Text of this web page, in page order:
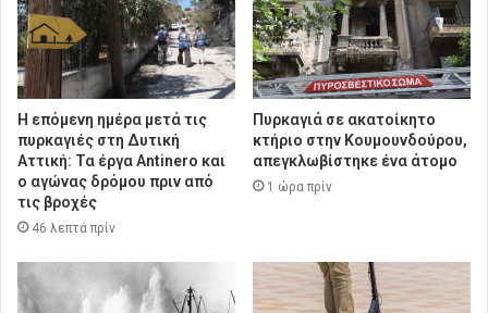
Η επόμενη ημέρα μετά τις
πυρκαγιές στη Δυτική
Αττική: Τα έργα Antinero και
ο αγώνας δρόμου πριν από
τις βροχές
46 λεπτά πρίν
Πυρκαγιά σε ακατοίκητο
κτήριο στην Κουμουνδούρου,
απεγκλωβίστηκε ένα άτομο
1 ώρα πρίν